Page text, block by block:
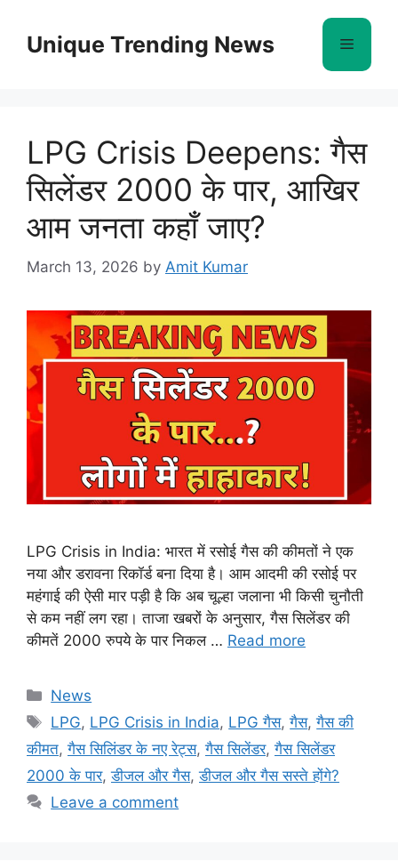
contentUnique Trending News Menu
LPG Crisis Deepens: गैस
सिलेंडर 2000 के पार, आखिर
आम जनता कहाँ जाए?
March 13, 2026 by Amit Kumar
LPG Crisis in India: भारत में रसोई गैस की कीमतों ने एक
नया और डरावना रिकॉर्ड बना दिया है। आम आदमी की रसोई पर
महंगाई की ऐसी मार पड़ी है कि अब चूल्हा जलाना भी किसी चुनौती
से कम नहीं लग रहा। ताजा खबरों के अनुसार, गैस सिलेंडर की
कीमतें 2000 रुपये के पार निकल … Read more
Categories
News
Tags
LPG, LPG Crisis in India, LPG गैस,गैस,गैस की
कीमत,गैस सिलिंडर के नए रेट्स,गैस सिलेंडर,गैस सिलेंडर
2000 के पार,डीजल और गैस,डीजल और गैस सस्ते होंगे?
Leave a comment